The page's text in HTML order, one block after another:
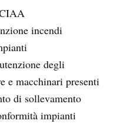
incendi
degli
e macchinari presenti
di sollevamento
impianti